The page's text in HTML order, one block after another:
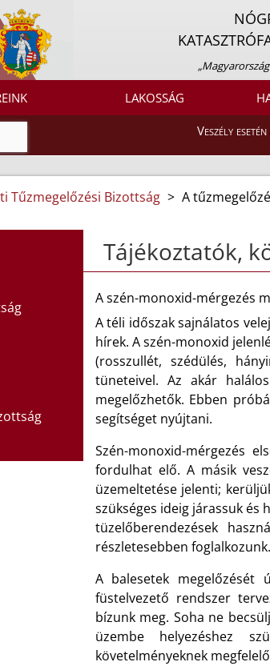
LAKOSSÁG
Veszély
Tűzmegelőzési Bizottság > A
Tájékoztatók,
A szén-monoxid-mérgezés
A téli időszak sajnálatos
hírek. A szén-monoxid
(rosszullét, szédülés,
tüneteivel. Az akár
megelőzhetők. Ebben
segítséget nyújtani.
Szén-monoxid-mérgezés
fordulhat elő. A másik
üzemeltetése jelenti;
szükséges ideig járassuk és
tüzelőberendezések
részletesebben foglalkozunk.
A balesetek
füstelvezető rendszer
bízunk meg. Soha ne
üzembe helyezéshez
követelményeknek